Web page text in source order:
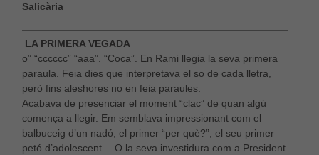
Salicària
LA PRIMERA VEGADA
o” “cccccc” “aaa”. “Coca”. En Rami llegia la seva primera
paraula. Feia dies que interpretava el so de cada lletra,
però fins aleshores no en feia paraules.
Acabava de presenciar el moment “clac” de quan algú
comença a llegir. Em semblava impressionant com el
balbuceig d’un nadó, el primer “per què?”, el seu primer
petó d’adolescent… O la seva investidura com a President